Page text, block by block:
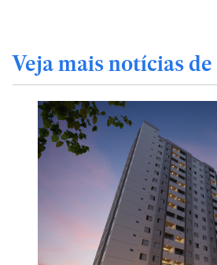
Veja mais notícias